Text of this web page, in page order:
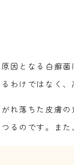
因となる白癬
るわけではなく
れ落ちた皮膚
るのです。ま